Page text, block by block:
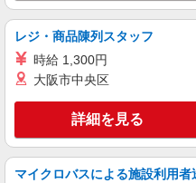
特別養護老
【派遣時
よる） 【交
キープ
レジ・商品陳列スタッフ
時給 1,300円
大阪市中央区
詳細を見る
マイクロバスによる施設利用者